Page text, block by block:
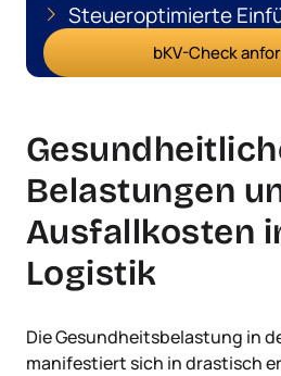
Steueroptimierte
bKV-Check
Belastungen
Ausfallkosten
Logistik
Die Gesundheitsbelastung in
manifestiert sich in drastisch